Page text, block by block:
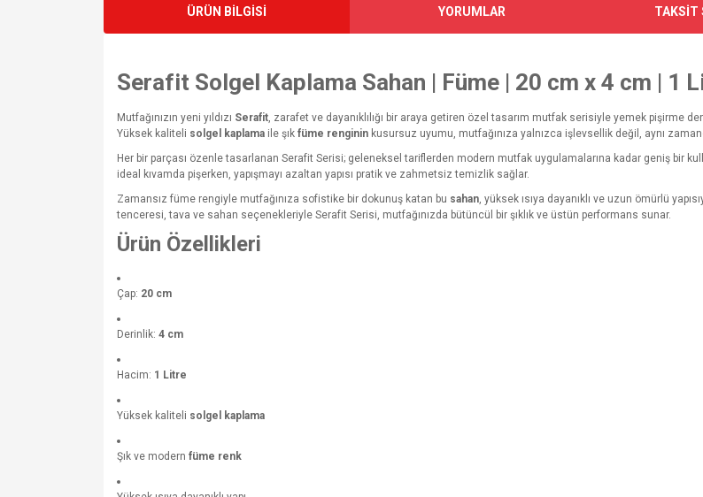
ÜRÜN BİLGİSİ YORUMLAR TAKSİT
Serafit Solgel Kaplama Sahan | Füme | 20 cm x 4 cm | 1
Mutfağınızın yeni yıldızı Serafit, zarafet ve dayanıklılığı bir araya getiren özel tasarım mutfak serisiyle yemek pişirme
Yüksek kaliteli solgel kaplama ile şık füme renginin kusursuz uyumu, mutfağınıza yalnızca işlevsellik değil, aynı
Her bir parçası özenle tasarlanan Serafit Serisi; geleneksel tariflerden modern mutfak uygulamalarına kadar geniş bir
ideal kıvamda pişerken, yapışmayı azaltan yapısı pratik ve zahmetsiz temizlik sağlar.
Zamansız füme rengiyle mutfağınıza sofistike bir dokunuş katan bu sahan, yüksek ısıya dayanıklı ve uzun ömürlü
tenceresi, tava ve sahan seçenekleriyle Serafit Serisi, mutfağınızda bütüncül bir şıklık ve üstün performans sunar.
Ürün Özellikleri
Çap: 20 cm
Derinlik: 4 cm
Hacim: 1 Litre
Yüksek kaliteli solgel kaplama
Şık ve modern füme renk